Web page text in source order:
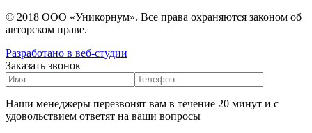
© 2018 ООО «Уникорнум». Все права охраняются законом об
авторском праве.
Разработано в веб-студии
Заказать звонок
Наши менеджеры перезвонят вам в течение 20 минут и с
удовольствием ответят на ваши вопросы